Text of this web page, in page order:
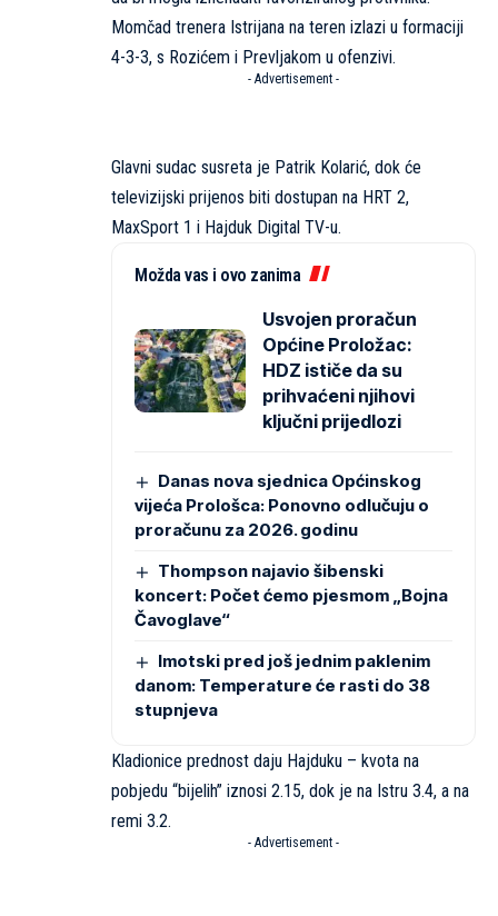
Momčad trenera Istrijana na teren izlazi u formaciji
4-3-3, s Rozićem i Prevljakom u ofenzivi.
- Advertisement -
Glavni sudac susreta je Patrik Kolarić, dok će
televizijski prijenos biti dostupan na HRT 2,
MaxSport 1 i Hajduk Digital TV-u.
Možda vas i ovo zanima
Usvojen proračun
Općine Proložac:
HDZ ističe da su
prihvaćeni njihovi
ključni prijedlozi
Danas nova sjednica Općinskog
vijeća Prološca: Ponovno odlučuju o
proračunu za 2026. godinu
Thompson najavio šibenski
koncert: Počet ćemo pjesmom „Bojna
Čavoglave“
Imotski pred još jednim paklenim
danom: Temperature će rasti do 38
stupnjeva
Kladionice prednost daju Hajduku – kvota na
pobjedu “bijelih” iznosi 2.15, dok je na Istru 3.4, a na
remi 3.2.
- Advertisement -